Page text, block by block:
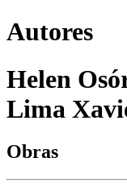
Autores
Helen
Lima
Obras